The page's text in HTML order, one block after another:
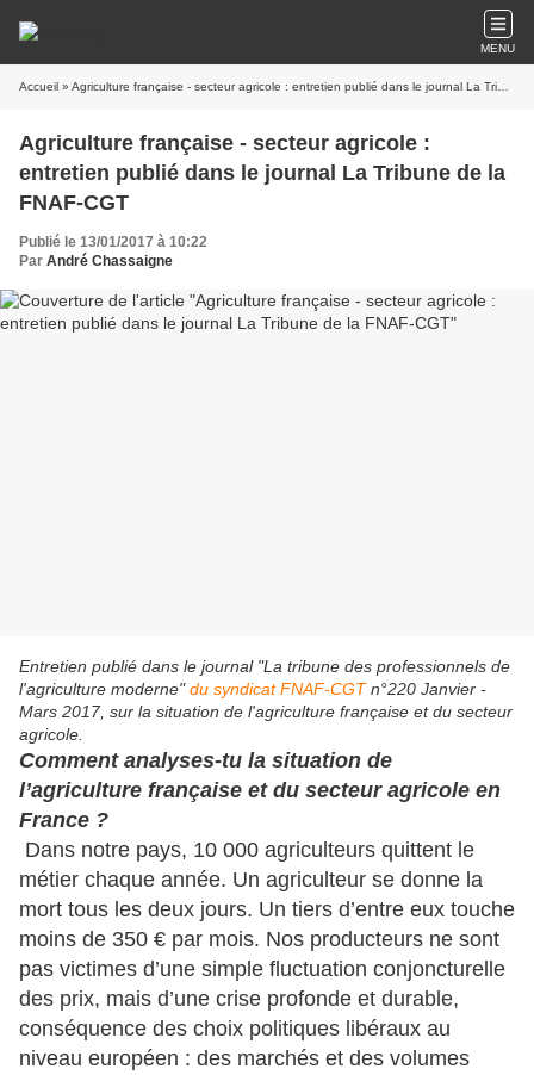
MENU
Accueil » Agriculture française - secteur agricole : entretien publié dans le journal La Tribune de la FNAF-CGT
Agriculture française - secteur agricole :
entretien publié dans le journal La Tribune de la
FNAF-CGT
Publié le 13/01/2017 à 10:22
Par André Chassaigne
Entretien publié dans le journal "La tribune des professionnels de
l'agriculture moderne"du syndicat FNAF-CGTn°220 Janvier -
Mars 2017, sur la situation de l'agriculture française et du secteur
agricole.
Comment analyses-tu la situation de
l’agriculture française et du secteur agricole en
France ?
Dans notre pays, 10 000 agriculteurs quittent le
métier chaque année. Un agriculteur se donne la
mort tous les deux jours. Un tiers d’entre eux touche
moins de 350 € par mois. Nos producteurs ne sont
pas victimes d’une simple fluctuation conjoncturelle
des prix, mais d’une crise profonde et durable,
conséquence des choix politiques libéraux au
niveau européen : des marchés et des volumes